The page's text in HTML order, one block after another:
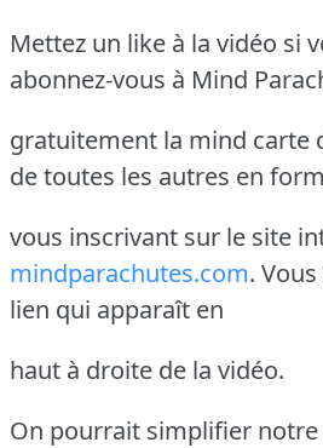
Mettez un like à la vidéo si
abonnez-vous à Mind
gratuitement la mind carte
de toutes les autres en
vous inscrivant sur le site
mindparachutes.com.
lien qui apparaît en
haut à droite de la vidéo.
On pourrait simplifier